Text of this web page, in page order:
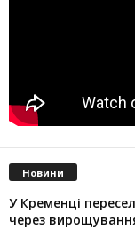
Новини
У Кременці
через